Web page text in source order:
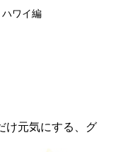
ワイ編
け元気にする、グ